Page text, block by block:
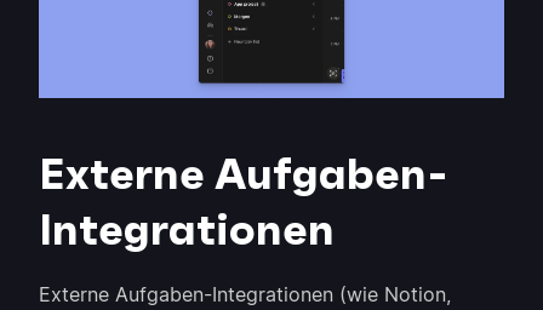
Externe Aufgaben-
Integrationen
Externe Aufgaben-Integrationen (wie Notion,